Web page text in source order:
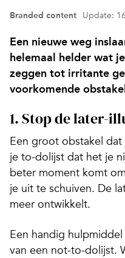
Branded content Update:
Een nieuwe weg
helemaal helder wat
zeggen tot irritante
voorkomende
1. Stop de later-
Een groot obstakel dat
je to-dolijst dat het je
beter moment komt
je uit te schuiven. De
meer ontwikkelt.
Een handig
van een not-to-dolijst.